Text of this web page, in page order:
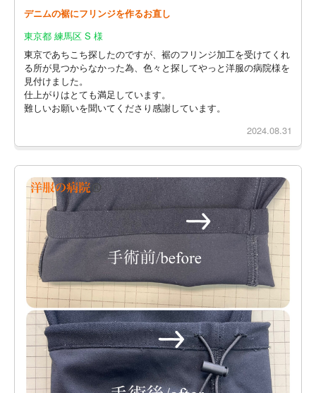
デニムの裾にフリンジを作るお直し
東京都 練馬区 S 様
東京であちこち探したのですが、裾のフリンジ加工を受けてくれ
る所が見つからなかった為、色々と探してやっと洋服の病院様を
見付けました。
仕上がりはとても満足しています。
難しいお願いを聞いてくださり感謝しています。
2024.08.31